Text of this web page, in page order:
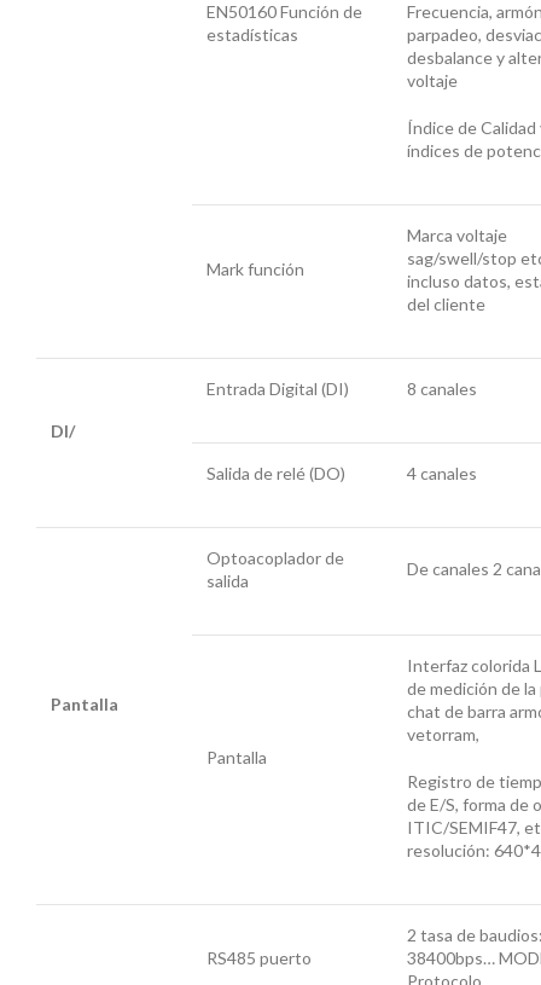
EN50160 Función de
estadísticas
Frecuencia,
parpadeo,
desbalance y
voltaje
Índice de
índices de
Mark función
Marca voltaje
sag/swell/stop
incluso datos,
del cliente
DI/
Entrada Digital (DI) 8 canales
Salida de relé (DO) 4 canales
Pantalla
Optoacoplador de
salida
De canales 2
Pantalla
Interfaz colorida
de medición de la
chat de barra
vetorram,
Registro de
de E/S, forma de
ITIC/SEMIF47,
resolución:
RS485 puerto
2 tasa de
38400bps…